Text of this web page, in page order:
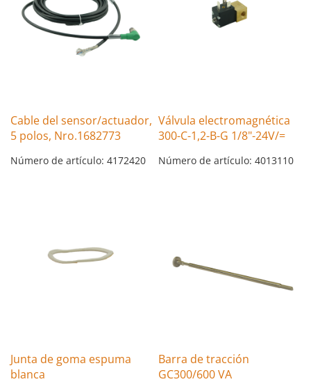
Cable del sensor/actuador,
5 polos, Nro.1682773
Número de artículo: 4172420
Válvula electromagnética
300-C-1,2-B-G 1/8"-24V/=
Número de artículo: 4013110
Junta de goma espuma
blanca
Barra de tracción
GC300/600 VA